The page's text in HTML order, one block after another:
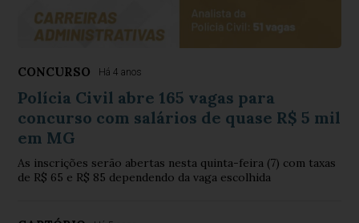
CONCURSO Há 4 anos
Polícia Civil abre 165 vagas para
concurso com salários de quase R$ 5 mil
em MG
As inscrições serão abertas nesta quinta-feira (7) com taxas
de R$ 65 e R$ 85 dependendo da vaga escolhida